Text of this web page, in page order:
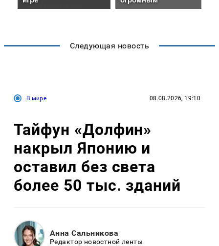
Следующая новость
В мире 08.08.2026, 19:10
Тайфун «Долфин»
накрыл Японию и
оставил без света
более 50 тыс. зданий
Анна Сальникова
Редактор новостной ленты